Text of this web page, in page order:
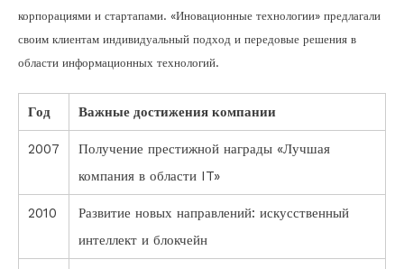
корпорациями и стартапами. «Иновационные технологии» предлагали
своим клиентам индивидуальный подход и передовые решения в
области информационных технологий.
Год Важные достижения компании
2007
Получение престижной награды «Лучшая
компания в области IT»
2010
Развитие новых направлений: искусственный
интеллект и блокчейн